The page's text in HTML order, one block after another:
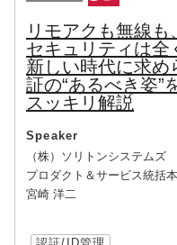
リモアクも無線も
セキュリティは全
新しい時代に求め
証の“あるべき姿”
スッキリ解説
Speaker
（株）ソリトンシステムズ
プロダクト＆サービス統括
宮崎 洋二